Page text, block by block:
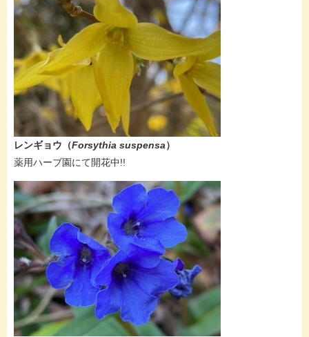
レンギョウ （Forsythia suspensa）
​薬用ハーブ園にて開花中!!